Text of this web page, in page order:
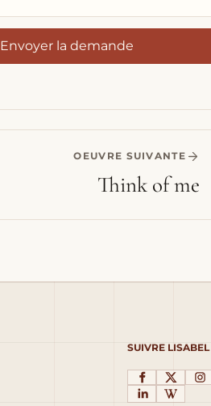
Envoyer la demande
OEUVRE SUIVANTE
Think of me
SUIVRE LISABEL